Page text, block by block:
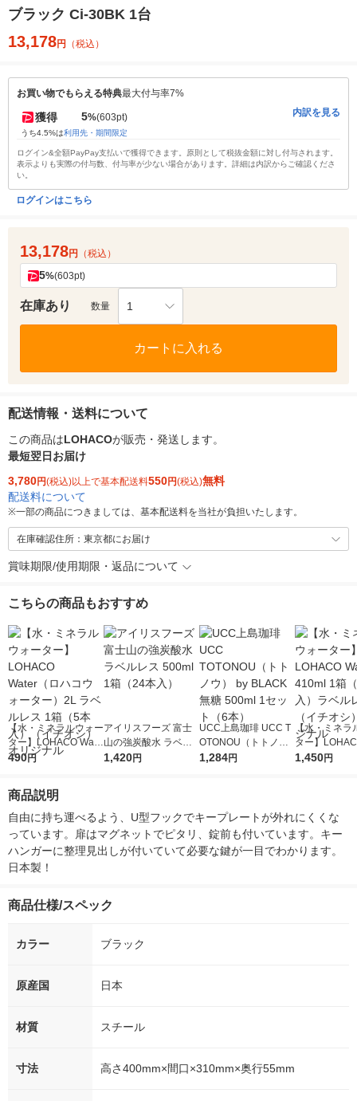
ブラック Ci-30BK 1台
13,178円 （税込）
お買い物でもらえる特典最大付与率7%
獲得 5%(603pt)
うち4.5%は利用先・期間限定
内訳を見る
ログイン&全額PayPay支払いで獲得できます。原則として税抜金額に対し付与されます。
表示よりも実際の付与数、付与率が少ない場合があります。詳細は内訳からご確認くださ
い。
ログインはこちら
13,178円 （税込）
5%(603pt)
在庫あり 数量 1
カートに入れる
配送情報・送料について
この商品はLOHACOが販売・発送します。
最短翌日お届け
3,780円(税込)以上で基本配送料550円(税込)無料
配送料について
※一部の商品につきましては、基本配送料を当社が負担いたします。
在庫確認住所：東京都にお届け
賞味期限/使用期限・返品について
こちらの商品もおすすめ
【水・ミネラルウォー
ター】LOHACO Wate
r（ロハコウォータ
シ） オリジナル
490円
アイリスフーズ 富士
山の強炭酸水 ラベル
レス 500ml 1箱（24
1,420円
UCC上島珈琲 UCC T
OTONOU（トトノ
ウ） by BLACK無糖 5
1,284円
【水・ミネラ
ター】
r 410ml 1箱（
1,450円
商品説明
自由に持ち運べるよう、U型フックでキープレートが外れにくくな
っています。扉はマグネットでピタリ、錠前も付いています。キー
ハンガーに整理見出しが付いていて必要な鍵が一目でわかります。
日本製！
商品仕様/スペック
カラー ブラック
原産国 日本
材質 スチール
寸法 高さ400mm×間口×310mm×奥行55mm